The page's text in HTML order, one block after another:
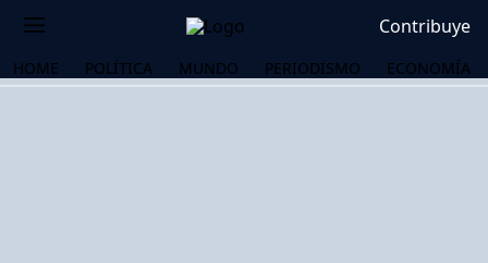
Contribuye
HOME POLÍTICA MUNDO PERIODISMO ECONOMÍA